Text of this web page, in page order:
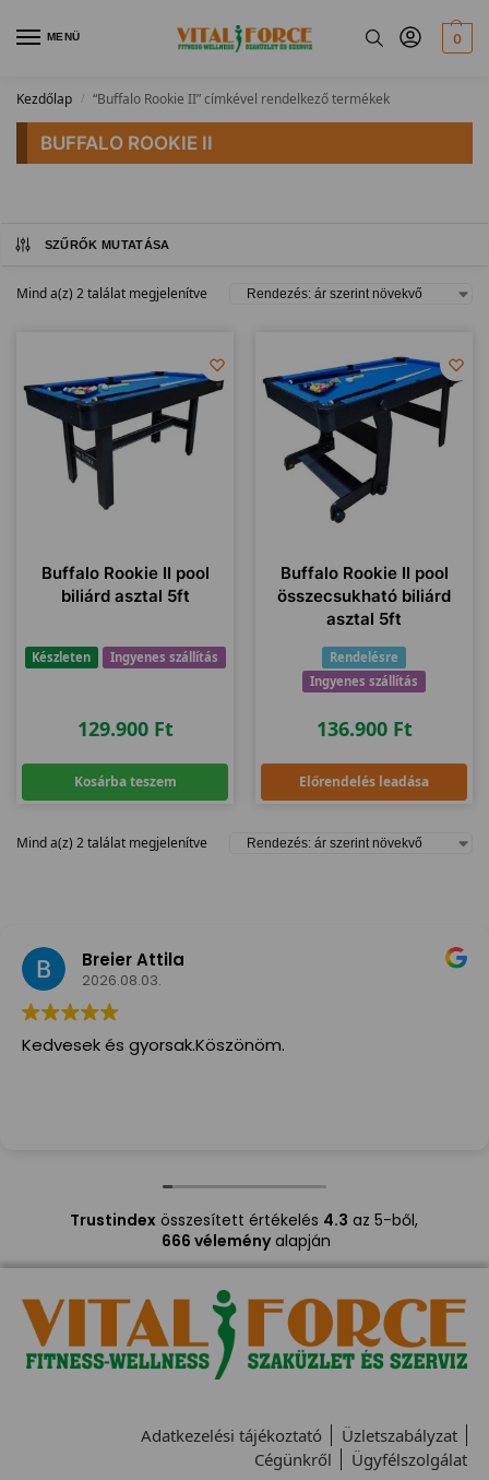
MENÜ 0
Kezdőlap / “Buffalo Rookie II” címkével rendelkező termékek
BUFFALO ROOKIE II
SZŰRŐK MUTATÁSA
Mind a(z) 2 találat megjelenítve
Buffalo Rookie II pool
biliárd asztal 5ft
Készleten Ingyenes szállítás
129.900 Ft
Kosárba teszem
Buffalo Rookie II pool
összecsukható biliárd
asztal 5ft
Rendelésre
Ingyenes szállítás
136.900 Ft
Előrendelés leadása
Mind a(z) 2 találat megjelenítve
Breier Attila
2026.08.03.
Kedvesek és gyorsak.Köszönöm.
Trustindexösszesített értékelés 4.3 az 5-ből,
666 véleményalapján
Adatkezelési tájékoztató
Üzletszabályzat
Cégünkről
Ügyfélszolgálat